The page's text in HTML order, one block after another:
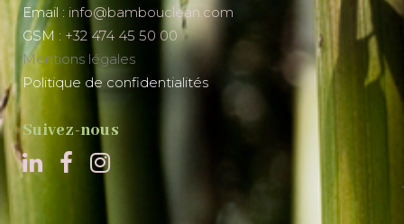
Email : info@bambouclean.com
GSM : +32 474 45 50 00
Mentions légales
Politique de confidentialités
Suivez-nous